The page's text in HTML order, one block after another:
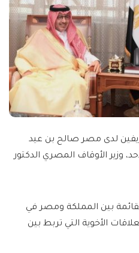
لدى مصر صالح بن عيد
وزير الأوقاف المصري الدكتور
بين المملكة ومصر في
الأخوية التي تربط بين